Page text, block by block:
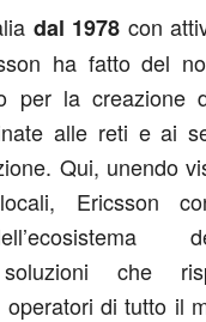
dal 1978 con
ha fatto del
per la creazione
alle reti e ai
Qui, unendo
Ericsson
soluzioni che
operatori di tutto il